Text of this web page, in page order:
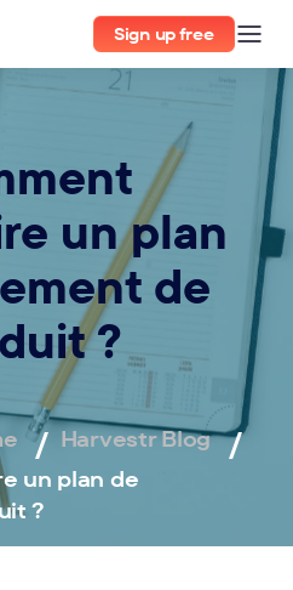
Sign up free
un plan
de
?
Harvestr Blog
un plan de
?